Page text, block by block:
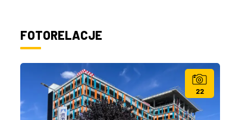
FOTORELACJE
22